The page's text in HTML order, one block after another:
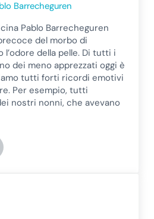
Barrecheguren
Pablo Barrecheguren
del morbo di
della pelle. Di tutti i
dei meno apprezzati oggi è
tutti forti ricordi emotivi
Per esempio, tutti
nostri nonni, che avevano